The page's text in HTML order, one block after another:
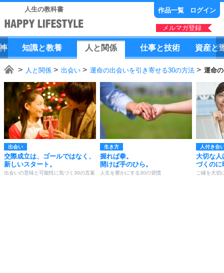
人生の教科書 作品一覧 ログイン
メルマガ登録
知識と教養 人 と 関係 仕事と技術 資産と
人と関係 出会い 運命の出会いを引き寄せる30の方法 運命
出会い
交際成立は、ゴールではなく、
新しいスタート。
出会いの意味と可能性に気づく30の言葉
生き方
握れば拳。
開けば手のひら。
人生を豊かにする30の習慣
人付き合
大切な人
づくのに
ご縁を大切